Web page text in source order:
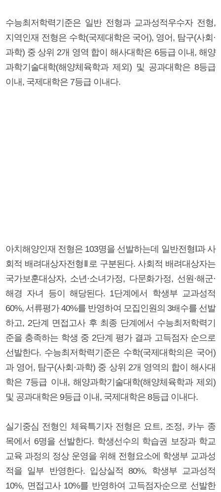
수능최저학력기준은 일반 전형과 교과성적우수자 전형,
지역인재 전형은 수학(국제대학은 국어), 영어, 탐구(사회·
과학) 중 상위 2개 영역 합이 해사대학은 6등급 이내, 해양
과학기술대학(해양체육학과 제외) 및 공과대학은 8등급
이내, 국제대학은 7등급 이내다.
아치해양인재 전형은 103명을 선발하는데 일반전형Ⅰ과 사
회적 배려대상자전형Ⅱ로 구분된다. 사회적 배려대상자는
국가보훈대상자, 소년·소녀가정, 다문화가정, 선원·해군·
해경 자녀 등이 해당된다. 1단계에서 학생부 교과성적
60%, 서류평가 40%를 반영하여 모집인원의 3배수를 선발
하고, 2단계 면접고사 후 최종 단계에서 수능최저학력기
준을 충족하는 학생 중 2단계 평가 결과 고득점자 순으로
선발한다. 수능최저학력기준은 수학(국제대학의은 국어)
과 영어, 탐구(사회·과학) 중 상위 2개 영역의 합이 해사대
학은 7등급 이내, 해양과학기술대학(해양체육학과 제외)
및 공과대학은 9등급 이내, 국제대학은 8등급 이내다.
실기중심 전형인 체육특기자 전형은 요트, 조정, 카누 종
목에서 6명을 선발한다. 학생선수의 학습권 보장과 학교
교육 과정의 정상 운영을 위해 전형요소에 학생부 교과성
적을 일부 반영한다. 입상실적 80%, 학생부 교과성적
10%, 면접고사 10%를 반영하여 고득점자순으로 선발한